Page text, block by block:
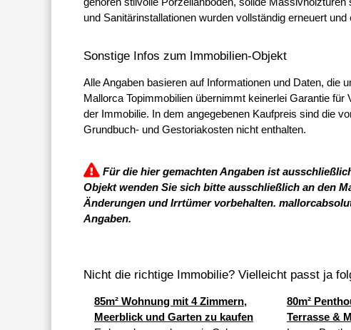
und Sanitärinstallationen wurden vollständig erneuert
Sonstige Infos zum Immobilien-Objekt
Alle Angaben basieren auf Informationen und Daten, die
Mallorca Topimmobilien übernimmt keinerlei Garantie
der Immobilie. In dem angegebenen Kaufpreis sind die
Grundbuch- und Gestoriakosten nicht enthalten.
Für die hier gemachten Angaben ist
Objekt wenden Sie sich bitte ausschließlich an den
Änderungen und Irrtümer vorbehalten.
Angaben.
Nicht die richtige Immobilie? Vielleicht passt ja
85m² Wohnung mit 4 Zimmern,
Meerblick und Garten zu kaufen
80m²
Terrasse &